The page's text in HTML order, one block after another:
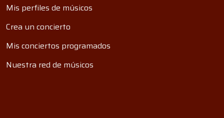
Mis perfiles de músicos
Crea un concierto
Mis conciertos programados
Nuestra red de músicos